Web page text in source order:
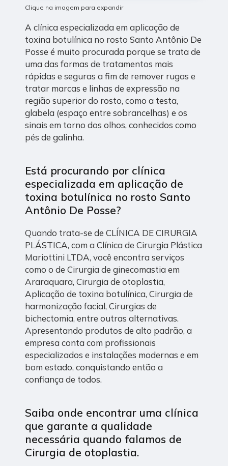
Clique na imagem para expandir
A clínica especializada em aplicação de
toxina botulínica no rosto Santo Antônio De
Posse é muito procurada porque se trata de
uma das formas de tratamentos mais
rápidas e seguras a fim de remover rugas e
tratar marcas e linhas de expressão na
região superior do rosto, como a testa,
glabela (espaço entre sobrancelhas) e os
sinais em torno dos olhos, conhecidos como
pés de galinha.
Está procurando por clínica
especializada em aplicação de
toxina botulínica no rosto Santo
Antônio De Posse?
Quando trata-se de CLÍNICA DE CIRURGIA
PLÁSTICA, com a Clínica de Cirurgia Plástica
Mariottini LTDA, você encontra serviços
como o de Cirurgia de ginecomastia em
Araraquara, Cirurgia de otoplastia,
Aplicação de toxina botulínica, Cirurgia de
harmonização facial, Cirurgias de
bichectomia, entre outras alternativas.
Apresentando produtos de alto padrão, a
empresa conta com profissionais
especializados e instalações modernas e em
bom estado, conquistando então a
confiança de todos.
Saiba onde encontrar uma clínica
que garante a qualidade
necessária quando falamos de
Cirurgia de otoplastia.